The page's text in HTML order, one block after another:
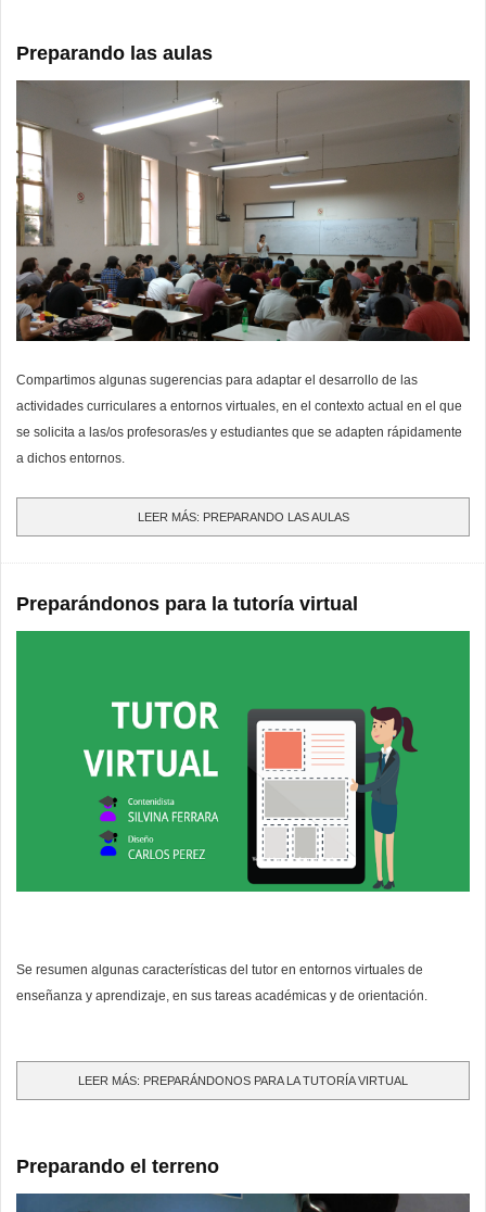
Preparando las aulas
Compartimos algunas sugerencias para adaptar el desarrollo de las
actividades curriculares a entornos virtuales, en el contexto actual en el que
se solicita a las/os profesoras/es y estudiantes que se adapten rápidamente
a dichos entornos.
LEER MÁS: PREPARANDO LAS AULAS
Preparándonos para la tutoría virtual
Se resumen algunas características del tutor en entornos virtuales de
enseñanza y aprendizaje, en sus tareas académicas y de orientación.
LEER MÁS: PREPARÁNDONOS PARA LA TUTORÍA VIRTUAL
Preparando el terreno